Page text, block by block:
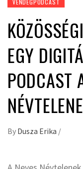
EGY
PODCAST
By Dusza Erika /